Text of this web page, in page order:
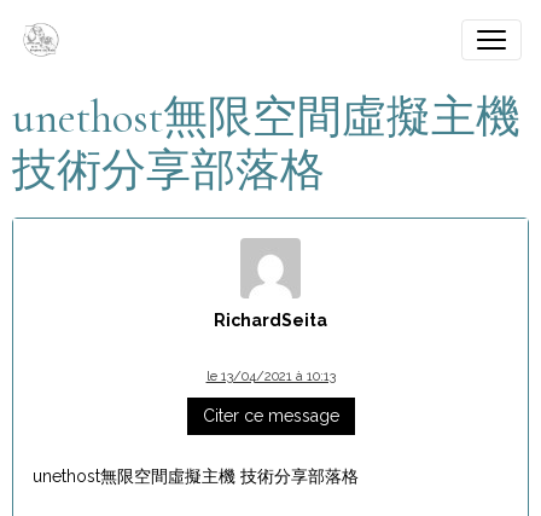
unethost無限空間虛擬主機
技術分享部落格
RichardSeita
le 13/04/2021 à 10:13
Citer ce message
unethost無限空間虛擬主機 技術分享部落格